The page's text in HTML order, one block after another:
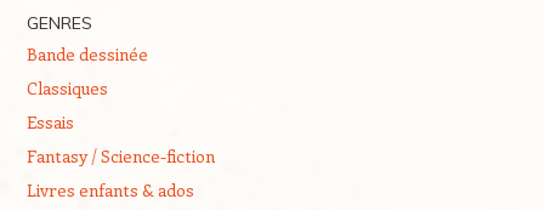
GENRES
Bande dessinée
Classiques
Essais
Fantasy / Science-fiction
Livres enfants & ados